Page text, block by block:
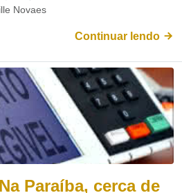
Novaes
Continuar lendo
Paraíba, cerca de